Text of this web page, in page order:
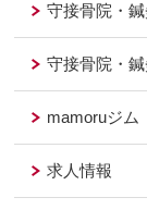
守接骨院・
守接骨院・
mamoruジム
求人情報